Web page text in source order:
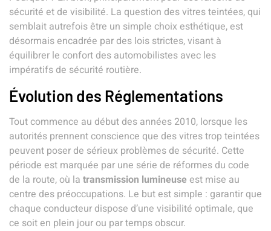
sécurité et de visibilité. La question des vitres teintées, qui
semblait autrefois être un simple choix esthétique, est
désormais encadrée par des lois strictes, visant à
équilibrer le confort des automobilistes avec les
impératifs de sécurité routière.
Évolution des Réglementations
Tout commence au début des années 2010, lorsque les
autorités prennent conscience que desvitres trop teintées
peuvent poser de sérieux problèmes de sécurité. Cette
période est marquée par une série de réformes du code
de la route, où la transmission lumineuse est mise au
centre des préoccupations. Le but est simple : garantir que
chaque conducteur dispose d’une visibilité optimale, que
ce soit en plein jour ou par temps obscur.